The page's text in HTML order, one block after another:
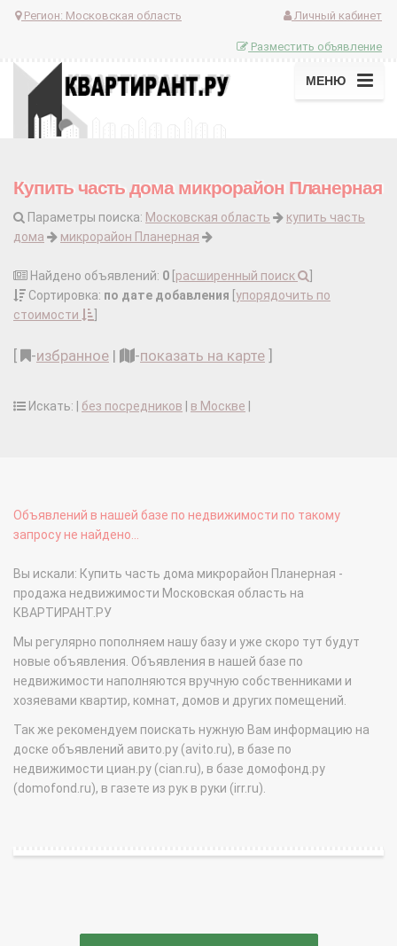
Регион: Московская область Личный кабинет
Разместить объявление
МЕНЮ
Купить часть дома микрорайон Планерная
Параметры поиска: Московская область
купить часть
дома
микрорайон Планерная
Найдено объявлений: 0 расширенный поиск
Сортировка: по дате добавления упорядочить по
стоимости
-избранное | -показать на карте
Искать: | без посредников в Москве
Объявлений в нашей базе по недвижимости по такому
запросу не найдено...
Вы искали: Купить часть дома микрорайон Планерная -
продажа недвижимости Московская область на
КВАРТИРАНТ.РУ
Мы регулярно пополняем нашу базу и уже скоро тут будут
новые объявления. Объявления в нашей базе по
недвижимости наполняются вручную собственниками и
хозяевами квартир, комнат, домов и других помещений.
Так же рекомендуем поискать нужную Вам информацию на
доске объявлений авито.ру (avito.ru), в базе по
недвижимости циан.ру (cian.ru), в базе домофонд.ру
(domofond.ru), в газете из рук в руки (irr.ru).